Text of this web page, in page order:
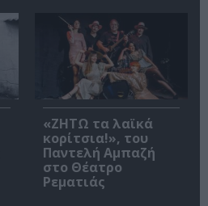
«ΖΗΤΩ τα λαϊκά
κορίτσια!», του
Παντελή Αμπαζή
στο Θέατρο
Ρεματιάς